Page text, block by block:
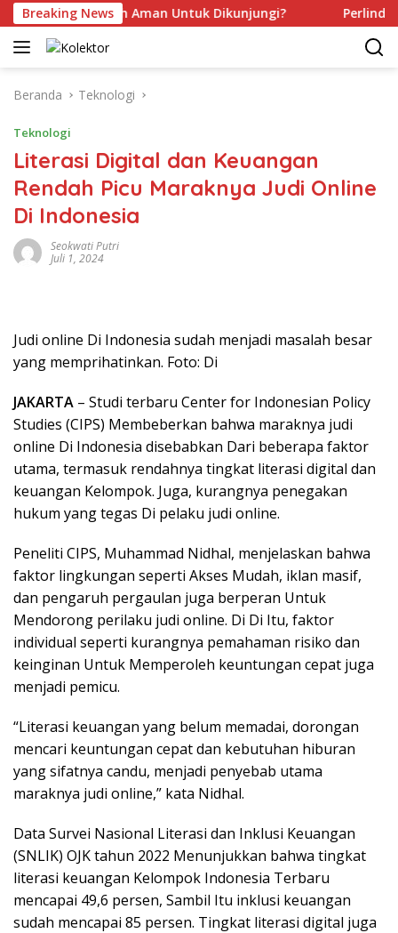
Langsung
ke
konten
Breaking News
Kamu Sudah Aman Untuk Dikunjungi?
Beranda Teknologi
Teknologi
Literasi Digital dan Keuangan
Rendah Picu Maraknya Judi Online
Di Indonesia
Seokwati Putri
Juli 1, 2024
Judi online Di Indonesia sudah menjadi masalah besar
yang memprihatinkan. Foto: Di
JAKARTA – Studi terbaru Center for Indonesian Policy
Studies (CIPS) Membeberkan bahwa maraknya judi
online Di Indonesia disebabkan Dari beberapa faktor
utama, termasuk rendahnya tingkat literasi digital dan
keuangan Kelompok. Juga, kurangnya penegakan
hukum yang tegas Di pelaku judi online.
Peneliti CIPS, Muhammad Nidhal, menjelaskan bahwa
faktor lingkungan seperti Akses Mudah, iklan masif,
dan pengaruh pergaulan juga berperan Untuk
Mendorong perilaku judi online. Di Di Itu, faktor
individual seperti kurangnya pemahaman risiko dan
keinginan Untuk Memperoleh keuntungan cepat juga
menjadi pemicu.
“Literasi keuangan yang belum memadai, dorongan
mencari keuntungan cepat dan kebutuhan hiburan
yang sifatnya candu, menjadi penyebab utama
maraknya judi online,” kata Nidhal.
Data Survei Nasional Literasi dan Inklusi Keuangan
(SNLIK) OJK tahun 2022 Menunjukkan bahwa tingkat
literasi keuangan Kelompok Indonesia Terbaru
mencapai 49,6 persen, Sambil Itu inklusi keuangan
sudah mencapai 85 persen. Tingkat literasi digital juga